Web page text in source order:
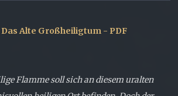
Alte Großheiligtum - PDF
Flamme soll sich an diesem uralten